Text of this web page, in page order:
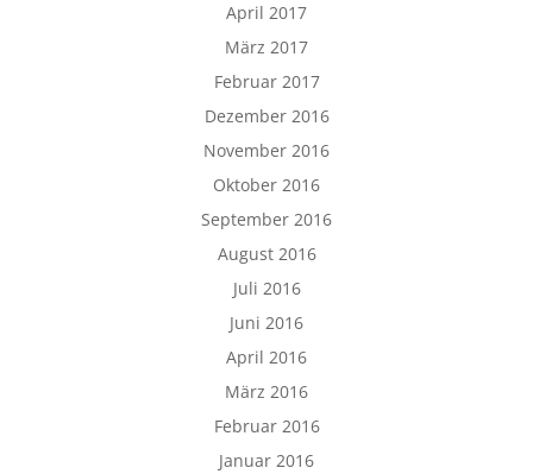
April 2017
März 2017
Februar 2017
Dezember 2016
November 2016
Oktober 2016
September 2016
August 2016
Juli 2016
Juni 2016
April 2016
März 2016
Februar 2016
Januar 2016